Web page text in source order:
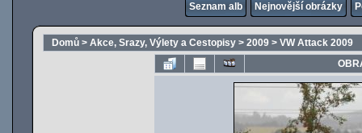
Seznam alb Nejnovější obrázky
Domů > Akce, Srazy, Výlety a Cestopisy > 2009 > VW Attack 2009